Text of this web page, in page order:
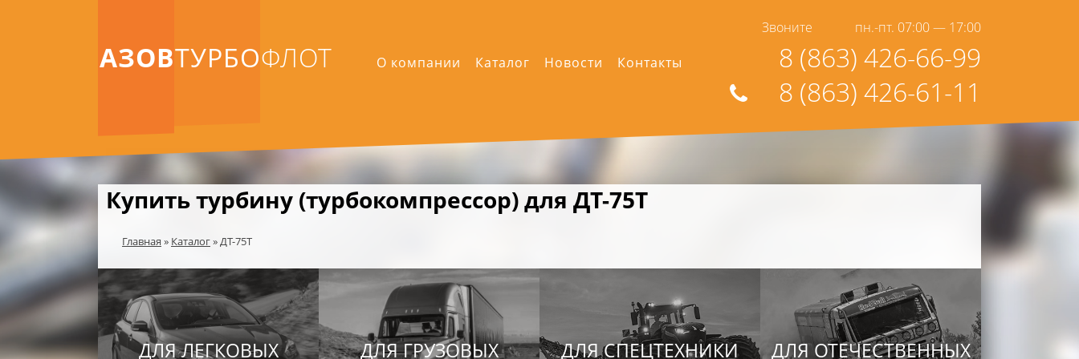
АЗОВТУРБОФЛОТ
Звоните пн.-пт. 07:00 — 17:00
8 (863) 426-66-99
8 (863) 426-61-11
Контакты
Новости
Каталог
О компании
Купить турбину (турбокомпрессор) для ДТ-75Т
Главная » Каталог»ДТ-75Т
ДЛЯ ЛЕГКОВЫХ ДЛЯ ГРУЗОВЫХ ДЛЯ СПЕЦТЕХНИКИ ДЛЯ ОТЕЧЕСТВЕННЫХ